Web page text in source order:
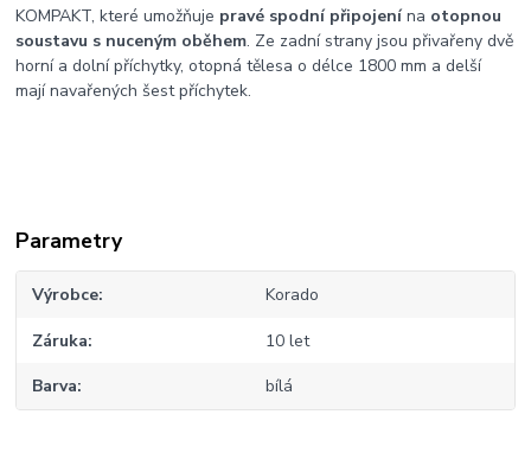
KOMPAKT, které umožňuje pravé spodní připojenína otopnou
soustavu s nuceným oběhem. Ze zadní strany jsou přivařeny dvě
horní a dolní příchytky, otopná tělesa o délce 1800 mm a delší
mají navařených šest příchytek.
Parametry
Výrobce Korado
Záruka 10 let
Barva bílá